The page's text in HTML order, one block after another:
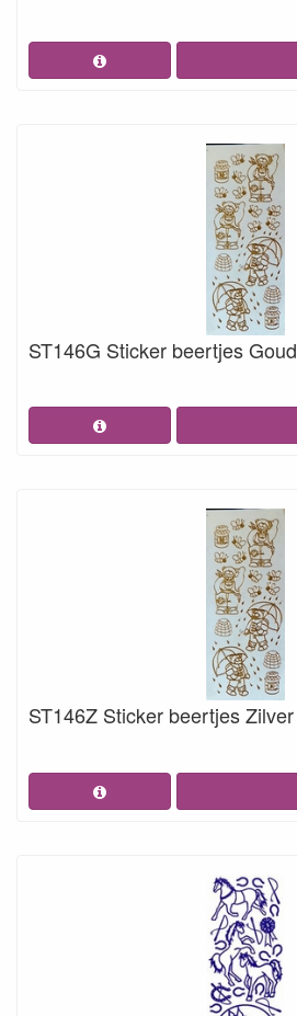
ST146G Sticker beertjes Goud
ST146Z Sticker beertjes Zilver